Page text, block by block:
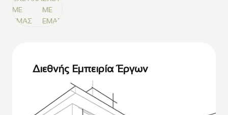
ΕΜΑΣ
ΕΜΑΣ
Διεθνής Εμπειρία Έργων